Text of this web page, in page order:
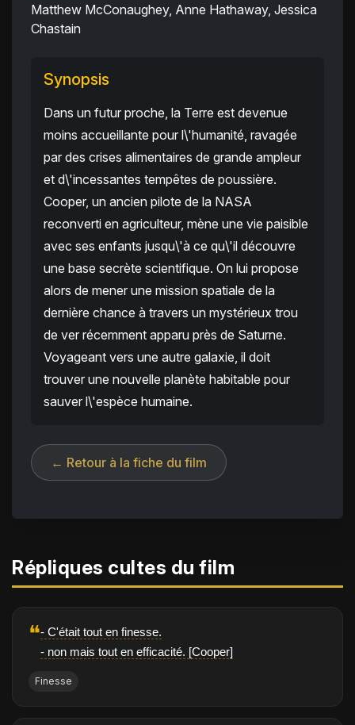
Matthew McConaughey, Anne Hathaway, Jessica
Chastain
Synopsis
Dans un futur proche, la Terre est devenue
moins accueillante pour l\'humanité, ravagée
par des crises alimentaires de grande ampleur
et d\'incessantes tempêtes de poussière.
Cooper, un ancien pilote de la NASA
reconverti en agriculteur, mène une vie paisible
avec ses enfants jusqu\'à ce qu\'il découvre
une base secrète scientifique. On lui propose
alors de mener une mission spatiale de la
dernière chance à travers un mystérieux trou
de ver récemment apparu près de Saturne.
Voyageant vers une autre galaxie, il doit
trouver une nouvelle planète habitable pour
sauver l\'espèce humaine.
← Retour à la fiche du film
Répliques cultes du film
❝- C'était tout en finesse.
- non mais tout en efficacité. [Cooper]
Finesse